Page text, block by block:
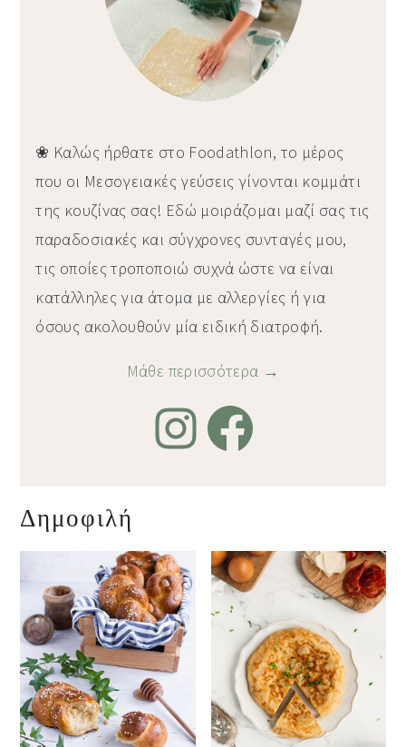
❀ Καλώς ήρθατε στο Foodathlon, το μέρος
που οι Μεσογειακές γεύσεις γίνονται κομμάτι
της κουζίνας σας! Εδώ μοιράζομαι μαζί σας τις
παραδοσιακές και σύγχρονες συνταγές μου,
τις οποίες τροποποιώ συχνά ώστε να είναι
κατάλληλες για άτομα με αλλεργίες ή για
όσους ακολουθούν μία ειδική διατροφή.
Μάθε περισσότερα →
Δημοφιλή